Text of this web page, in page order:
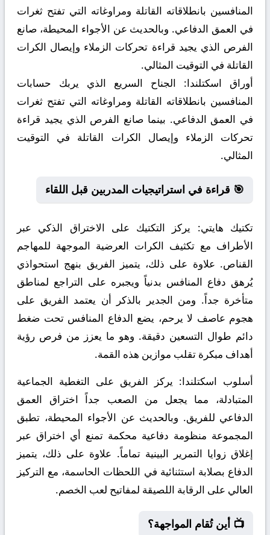
المنافسين بانطلاقاته القاتلة ومراوغاته التي تفتح ثغرات
في العمق الدفاعي. وبالحديث عن الأجواء المحيطة، صانع
الفرص الذي يجيد قراءة تحركات الزملاء وإيصال الكرات
القاتلة في التوقيت المثالي.
أوراق اسكتلندا: الجناح السريع الذي يربك حسابات
المنافسين بانطلاقاته القاتلة ومراوغاته التي تفتح ثغرات
في العمق الدفاعي. بينما صانع الفرص الذي يجيد قراءة
تحركات الزملاء وإيصال الكرات القاتلة في التوقيت
المثالي.
🎯 قراءة في استراتيجيات المدربين قبل اللقاء
تكتيك هايتي: يركز التكتيك على الاختراق الذكي عبر
الأطراف مع تكثيف الكرات العرضية الموجهة للمهاجم
القناص. علاوة على ذلك، يتميز الفريق بنهج استحواذي
يُرهق دفاع المنافس بدنياً ويجبره على التراجع لمناطق
متأخرة جداً. ومن الجدير بالذكر أن يعتمد الفريق على
هجوم عاصف لا يرحم، يضع الدفاع المنافس تحت ضغط
دائم طوال التسعين دقيقة. وهو ما يعزز من فرص رؤية
أهداف مبكرة تقلب موازين هذه القمة.
أسلوب اسكتلندا: يركز الفريق على التغطية الجماعية
المتبادلة، مما يجعل من الصعب جداً اختراق العمق
الدفاعي للفريق. وبالحديث عن الأجواء المحيطة، تطبق
المجموعة منظومة دفاعية محكمة تمنع أي اختراق عبر
إغلاق زوايا التمرير البينية تماماً. علاوة على ذلك، يتميز
الدفاع بصلابة استثنائية في اللحظات الحاسمة، مع التركيز
العالي على الرقابة اللصيقة لمفاتيح لعب الخصم.
📺 أين تُقام المواجهة؟